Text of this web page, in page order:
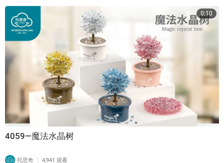
0:10
4059—魔法水晶树
托思奇 | 4,941 观看